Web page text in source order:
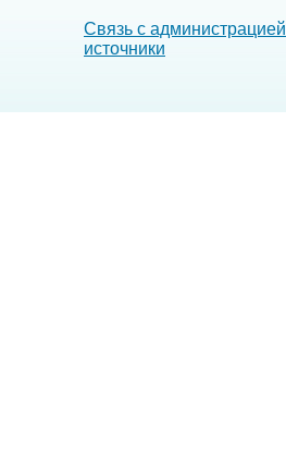
Связь с администрацией
источники